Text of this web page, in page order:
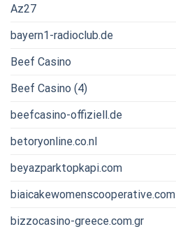
Az27
bayern1-radioclub.de
Beef Casino
Beef Casino (4)
beefcasino-offiziell.de
betoryonline.co.nl
beyazparktopkapi.com
biaicakewomenscooperative.com
bizzocasino-greece.com.gr